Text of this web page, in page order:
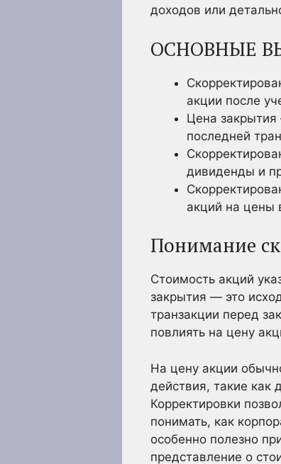
доходов или
ОСНОВНЫЕ
акции после
Цена
последней
дивиденды и
акций на цены
Понимание
Стоимость акций
закрытия — это
транзакции перед
повлиять на цену
На цену акции
действия, такие
Корректировки
понимать, как
особенно полезно
представление о